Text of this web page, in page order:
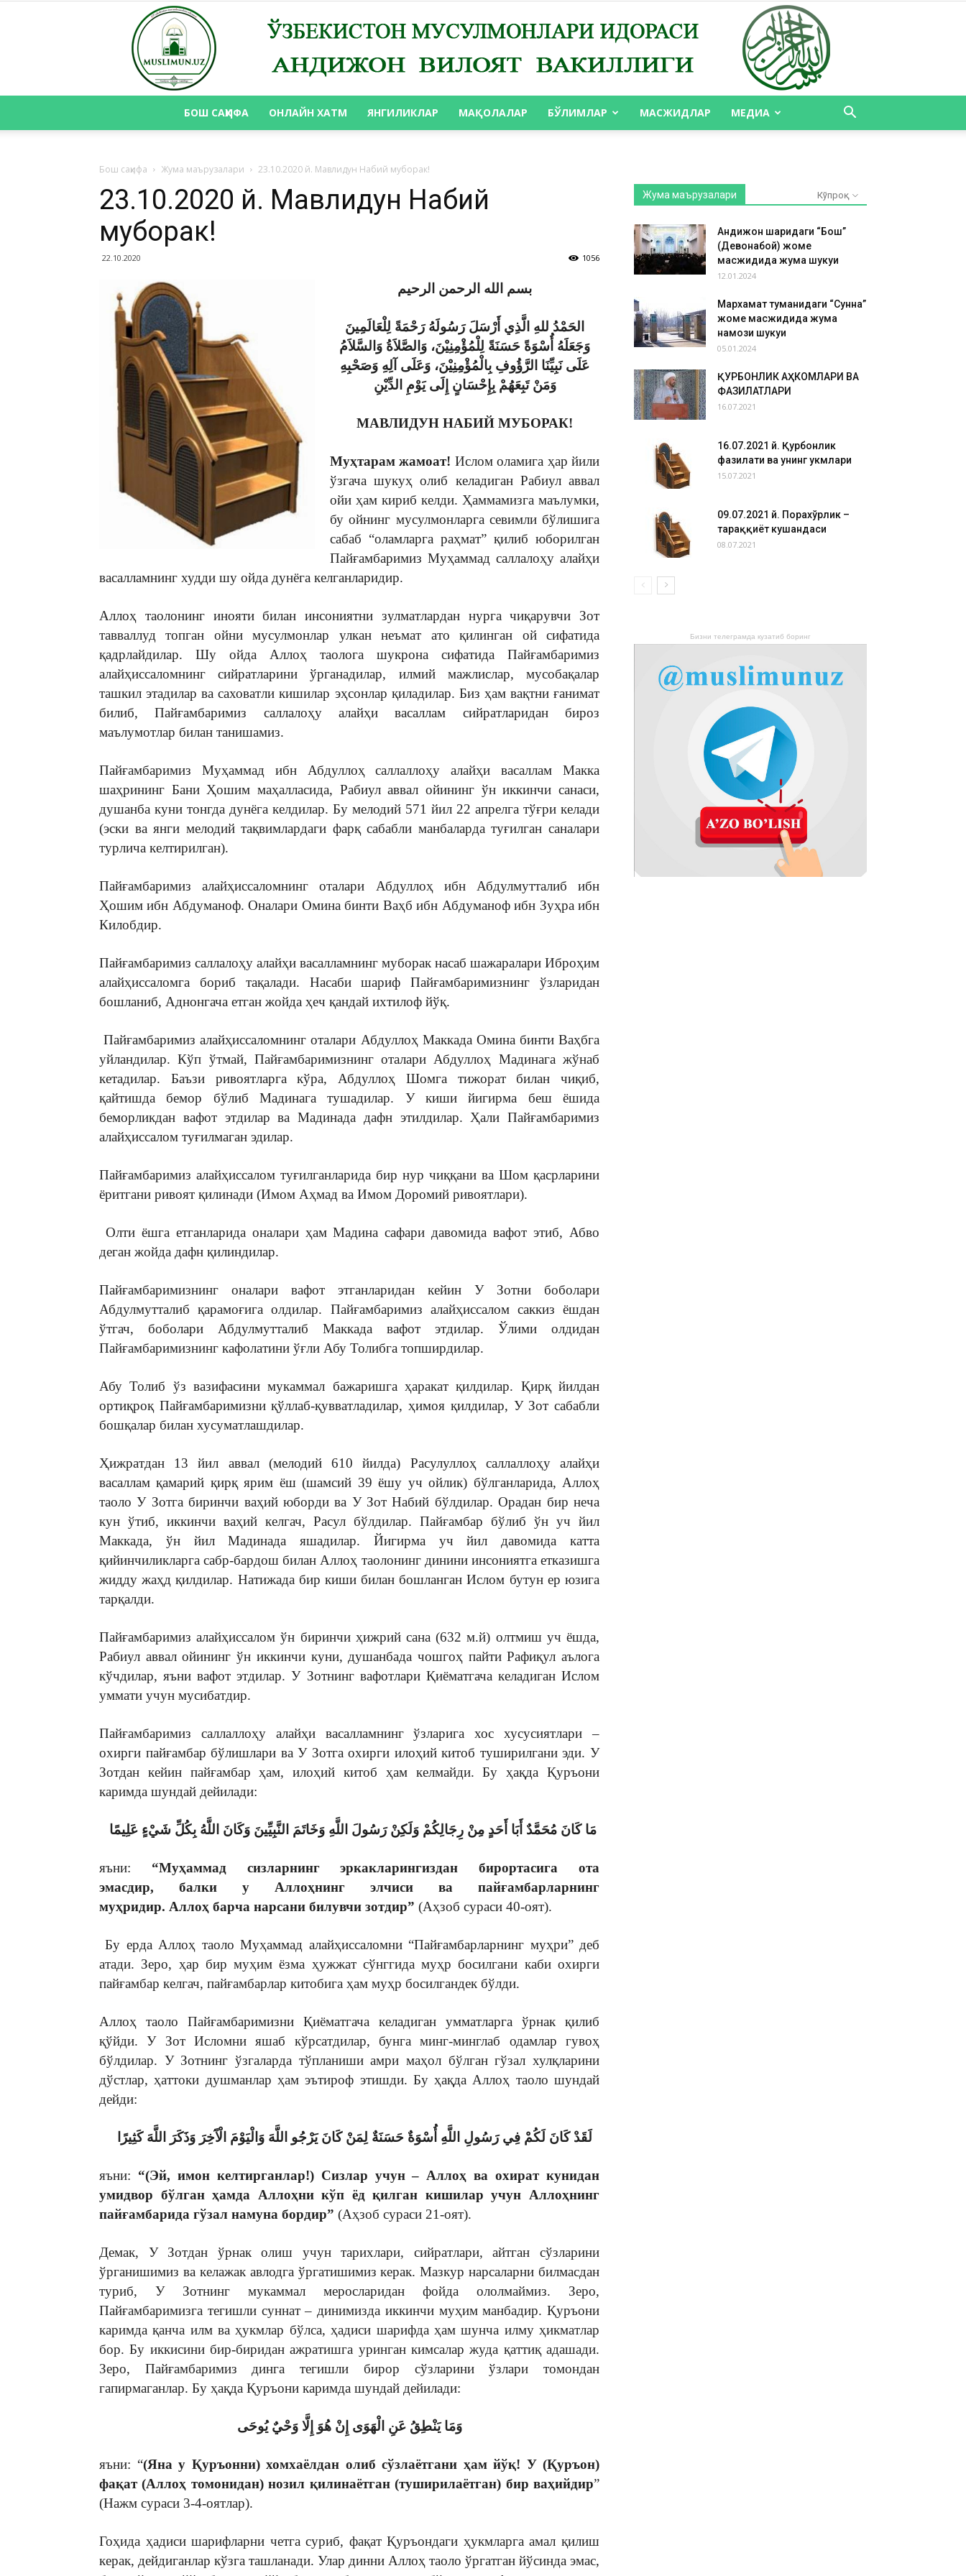
ВАКИЛЛИГИ
БОШ САҲИФА ОНЛАЙН ХАТМ ЯНГИЛИКЛАР МАҚОЛАЛАР БЎЛИМЛАР МАСЖИДЛАР МЕДИА
Бош саҳифа Жума маърузалари 23.10.2020 й. Мавлидун Набий муборак!
23.10.2020 й. Мавлидун Набий
муборак!
22.10.2020 1056
بسم الله الرحمن الرحيم
الحَمْدُ للهِ الَّذِي أَرْسَلَ رَسُولَهُ رَحْمَةً لِلْعَالَمِينَ
وَجَعَلَهُ أُسْوَةً حَسَنَةً لِلْمُؤْمِنِيْنَ، وَالصَّلاَةُ وَالسَّلاَمُ
عَلَى نَبِيِّنَا الرَّؤُوفِ بِالْمُؤْمِنِيْنَ، وَعَلَى آلِهِ وَصَحْبِهِ
وَمَنْ تَبِعَهُمْ بِإِحْسَانٍ إِلَى يَوْمِ الدِّيْنِ
МАВЛИДУН НАБИЙ МУБОРАК!
Муҳтарам жамоат! Ислом оламига ҳар йили
ўзгача шукуҳ олиб келадиган Рабиул аввал
ойи ҳам кириб келди. Ҳаммамизга маълумки,
бу ойнинг мусулмонларга севимли бўлишига
сабаб “оламларга раҳмат” қилиб юборилган
Пайғамбаримиз Муҳаммад саллалоҳу алайҳи
васалламнинг худди шу ойда дунёга келганларидир.
Аллоҳ таолонинг инояти билан инсониятни зулматлардан нурга чиқарувчи Зот
тавваллуд топган ойни мусулмонлар улкан неъмат ато қилинган ой сифатида
қадрлайдилар. Шу ойда Аллоҳ таолога шукрона сифатида Пайғамбаримиз
алайҳиссаломнинг сийратларини ўрганадилар, илмий мажлислар, мусобақалар
ташкил этадилар ва саховатли кишилар эҳсонлар қиладилар. Биз ҳам вақтни ғанимат
билиб, Пайғамбаримиз саллалоҳу алайҳи васаллам сийратларидан бироз
маълумотлар билан танишамиз.
Пайғамбаримиз Муҳаммад ибн Абдуллоҳ саллаллоҳу алайҳи васаллам Макка
шаҳрининг Бани Ҳошим маҳалласида, Рабиул аввал ойининг ўн иккинчи санаси,
душанба куни тонгда дунёга келдилар. Бу мелодий 571 йил 22 апрелга тўғри келади
(эски ва янги мелодий тақвимлардаги фарқ сабабли манбаларда туғилган саналари
турлича келтирилган).
Пайғамбаримиз алайҳиссаломнинг оталари Абдуллоҳ ибн Абдулмутталиб ибн
Ҳошим ибн Абдуманоф. Оналари Омина бинти Ваҳб ибн Абдуманоф ибн Зуҳра ибн
Килобдир.
Пайғамбаримиз саллалоҳу алайҳи васалламнинг муборак насаб шажаралари Иброҳим
алайҳиссаломга бориб тақалади. Насаби шариф Пайғамбаримизнинг ўзларидан
бошланиб, Аднонгача етган жойда ҳеч қандай ихтилоф йўқ.
Пайғамбаримиз алайҳиссаломнинг оталари Абдуллоҳ Маккада Омина бинти Ваҳбга
уйландилар. Кўп ўтмай, Пайғамбаримизнинг оталари Абдуллоҳ Мадинага жўнаб
кетадилар. Баъзи ривоятларга кўра, Абдуллоҳ Шомга тижорат билан чиқиб,
қайтишда бемор бўлиб Мадинага тушадилар. У киши йигирма беш ёшида
беморликдан вафот этдилар ва Мадинада дафн этилдилар. Ҳали Пайғамбаримиз
алайҳиссалом туғилмаган эдилар.
Пайғамбаримиз алайҳиссалом туғилганларида бир нур чиққани ва Шом қасрларини
ёритгани ривоят қилинади (Имом Аҳмад ва Имом Доромий ривоятлари).
Олти ёшга етганларида оналари ҳам Мадина сафари давомида вафот этиб, Абво
деган жойда дафн қилиндилар.
Пайғамбаримизнинг оналари вафот этганларидан кейин У Зотни боболари
Абдулмутталиб қарамоғига олдилар. Пайғамбаримиз алайҳиссалом саккиз ёшдан
ўтгач, боболари Абдулмутталиб Маккада вафот этдилар. Ўлими олдидан
Пайғамбаримизнинг кафолатини ўғли Абу Толибга топширдилар.
Абу Толиб ўз вазифасини мукаммал бажаришга ҳаракат қилдилар. Қирқ йилдан
ортиқроқ Пайғамбаримизни қўллаб-қувватладилар, ҳимоя қилдилар, У Зот сабабли
бошқалар билан хусуматлашдилар.
Ҳижратдан 13 йил аввал (мелодий 610 йилда) Расулуллоҳ саллаллоҳу алайҳи
васаллам қамарий қирқ ярим ёш (шамсий 39 ёшу уч ойлик) бўлганларида, Аллоҳ
таоло У Зотга биринчи ваҳий юборди ва У Зот Набий бўлдилар. Орадан бир неча
кун ўтиб, иккинчи ваҳий келгач, Расул бўлдилар. Пайғамбар бўлиб ўн уч йил
Маккада, ўн йил Мадинада яшадилар. Йигирма уч йил давомида катта
қийинчиликларга сабр-бардош билан Аллоҳ таолонинг динини инсониятга етказишга
жидду жаҳд қилдилар. Натижада бир киши билан бошланган Ислом бутун ер юзига
тарқалди.
Пайғамбаримиз алайҳиссалом ўн биринчи ҳижрий сана (632 м.й) олтмиш уч ёшда,
Рабиул аввал ойининг ўн иккинчи куни, душанбада чошгоҳ пайти Рафиқул аълога
кўчдилар, яъни вафот этдилар. У Зотнинг вафотлари Қиёматгача келадиган Ислом
уммати учун мусибатдир.
Пайғамбаримиз саллаллоҳу алайҳи васалламнинг ўзларига хос хусусиятлари –
охирги пайғамбар бўлишлари ва У Зотга охирги илоҳий китоб туширилгани эди. У
Зотдан кейин пайғамбар ҳам, илоҳий китоб ҳам келмайди. Бу ҳақда Қуръони
каримда шундай дейилади:
مَا كَانَ مُحَمَّدٌ أَبَا أَحَدٍ مِنْ رِجَالِكُمْ وَلَكِنْ رَسُولَ اللَّهِ وَخَاتَمَ النَّبِيِّينَ وَكَانَ اللَّهُ بِكُلِّ شَيْءٍ عَلِيمًا
яъни: “Муҳаммад сизларнинг эркакларингиздан бирортасига ота
эмасдир, балки у Аллоҳнинг элчиси ва пайғамбарларнинг
муҳридир. Аллоҳ барча нарсани билувчи зотдир” (Аҳзоб сураси 40-оят).
Бу ерда Аллоҳ таоло Муҳаммад алайҳиссаломни “Пайғамбарларнинг муҳри” деб
атади. Зеро, ҳар бир муҳим ёзма ҳужжат сўнггида муҳр босилгани каби охирги
пайғамбар келгач, пайғамбарлар китобига ҳам муҳр босилгандек бўлди.
Аллоҳ таоло Пайғамбаримизни Қиёматгача келадиган умматларга ўрнак қилиб
қўйди. У Зот Исломни яшаб кўрсатдилар, бунга минг-минглаб одамлар гувоҳ
бўлдилар. У Зотнинг ўзгаларда тўпланиши амри маҳол бўлган гўзал хулқларини
дўстлар, ҳаттоки душманлар ҳам эътироф этишди. Бу ҳақда Аллоҳ таоло шундай
дейди:
لَقَدْ كَانَ لَكُمْ فِي رَسُولِ اللَّهِ أُسْوَةٌ حَسَنَةٌ لِمَنْ كَانَ يَرْجُو اللَّهَ وَالْيَوْمَ الْآَخِرَ وَذَكَرَ اللَّهَ كَثِيرًا
яъни: “(Эй, имон келтирганлар!) Сизлар учун – Аллоҳ ва охират кунидан
умидвор бўлган ҳамда Аллоҳни кўп ёд қилган кишилар учун Аллоҳнинг
пайғамбарида гўзал намуна бордир” (Аҳзоб сураси 21-оят).
Демак, У Зотдан ўрнак олиш учун тарихлари, сийратлари, айтган сўзларини
ўрганишимиз ва келажак авлодга ўргатишимиз керак. Мазкур нарсаларни билмасдан
туриб, У Зотнинг мукаммал меросларидан фойда ололмаймиз. Зеро,
Пайғамбаримизга тегишли суннат – динимизда иккинчи муҳим манбадир. Қуръони
каримда қанча илм ва ҳукмлар бўлса, ҳадиси шарифда ҳам шунча илму ҳикматлар
бор. Бу иккисини бир-биридан ажратишга уринган кимсалар жуда қаттиқ адашади.
Зеро, Пайғамбаримиз динга тегишли бирор сўзларини ўзлари томондан
гапирмаганлар. Бу ҳақда Қуръони каримда шундай дейилади:
وَمَا يَنْطِقُ عَنِ الْهَوَى إِنْ هُوَ إِلَّا وَحْيٌ يُوحَى
яъни: “(Яна у Қуръонни) хомхаёлдан олиб сўзлаётгани ҳам йўқ! У (Қуръон)
фақат (Аллоҳ томонидан) нозил қилинаётган (туширилаётган) бир ваҳийдир”
(Нажм сураси 3-4-оятлар).
Гоҳида ҳадиси шарифларни четга суриб, фақат Қуръондаги ҳукмларга амал қилиш
керак, дейдиганлар кўзга ташланади. Улар динни Аллоҳ таоло ўргатган йўсинда эмас,
Жума маърузалари Кўпроқ
Андижон шаҳридаги “Бош”
(Девонабой) жоме
масжидида жума шукуҳи
12.01.2024
Мархамат туманидаги “Сунна”
жоме масжидида жума
намози шукуҳи
05.01.2024
ҚУРБОНЛИК АҲКОМЛАРИ ВА
ФАЗИЛАТЛАРИ
16.07.2021
16.07.2021 й. Қурбонлик
фазилати ва унинг ҳукмлари
15.07.2021
09.07.2021 й. Порахўрлик –
тараққиёт кушандаси
08.07.2021
Бизни телеграмда кузатиб боринг